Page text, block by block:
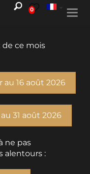
0
de ce mois
au 16 août 2026
31 août 2026
ne pas
alentours :